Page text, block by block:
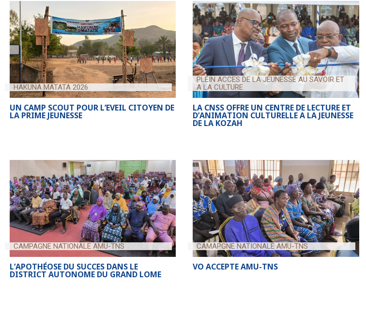
HAKUNA MATATA 2026
UN CAMP SCOUT POUR L’EVEIL CITOYEN DE
LA PRIME JEUNESSE
PLEIN ACCES DE LA JEUNESSE AU SAVOIR ET
A LA CULTURE
LA CNSS OFFRE UN CENTRE DE LECTURE ET
D’ANIMATION CULTURELLE A LA JEUNESSE
DE LA KOZAH
CAMPAGNE NATIONALE AMU-TNS
L’APOTHÉOSE DU SUCCES DANS LE
DISTRICT AUTONOME DU GRAND LOME
CAMAPGNE NATIONALE AMU-TNS
VO ACCEPTE AMU-TNS